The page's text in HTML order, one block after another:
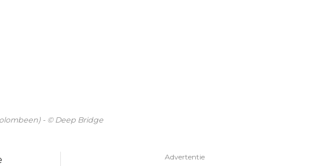
- © Deep Bridge
Advertentie